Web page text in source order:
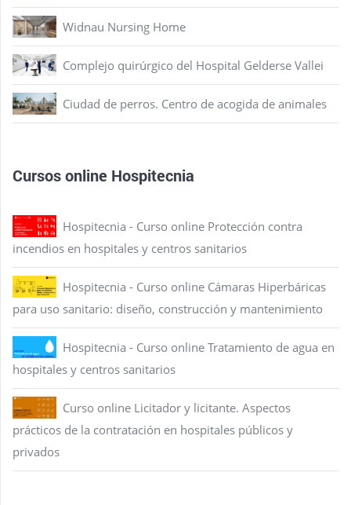
Widnau Nursing Home
Complejo quirúrgico del Hospital Gelderse Vallei
Ciudad de perros. Centro de acogida de animales
Cursos online Hospitecnia
Hospitecnia - Curso online Protección contra
incendios en hospitales y centros sanitarios
Hospitecnia - Curso online Cámaras Hiperbáricas
para uso sanitario: diseño, construcción y mantenimiento
Hospitecnia - Curso online Tratamiento de agua en
hospitales y centros sanitarios
Curso online Licitador y licitante. Aspectos
prácticos de la contratación en hospitales públicos y
privados